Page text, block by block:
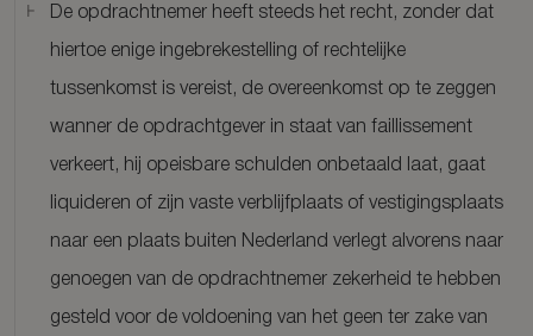
De opdrachtnemer heeft steeds het recht, zonder dat
hiertoe enige ingebrekestelling of rechtelijke
tussenkomst is vereist, de overeenkomst op te zeggen
wanner de opdrachtgever in staat van faillissement
verkeert, hij opeisbare schulden onbetaald laat, gaat
liquideren of zijn vaste verblijfplaats of vestigingsplaats
naar een plaats buiten Nederland verlegt alvorens naar
genoegen van de opdrachtnemer zekerheid te hebben
gesteld voor de voldoening van het geen ter zake van